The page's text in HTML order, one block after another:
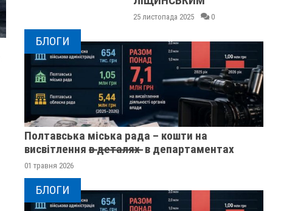
БЛОГИ
Полтавська міська рада – кошти на
висвітлення в̶ ̶д̶е̶т̶а̶л̶я̶х̶ ̶ в департаментах
01 травня 2026
БЛОГИ